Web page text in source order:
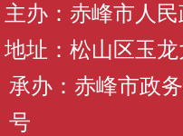
主办：赤峰市人
地址：松山区玉
承办：赤峰市政
号